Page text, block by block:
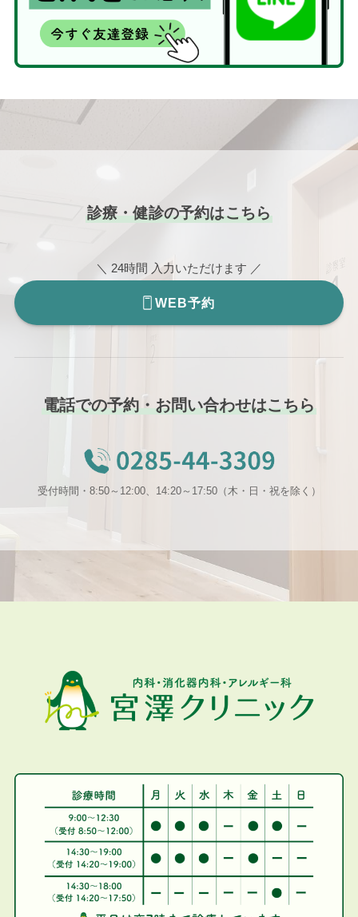
診療・健診の予約はこちら
＼ 24時間 入力いただけます ／
WEB予約
電話での予約・お問い合わせはこちら
受付時間・8:50～12:00、14:20～17:50（木・日・祝を除く）